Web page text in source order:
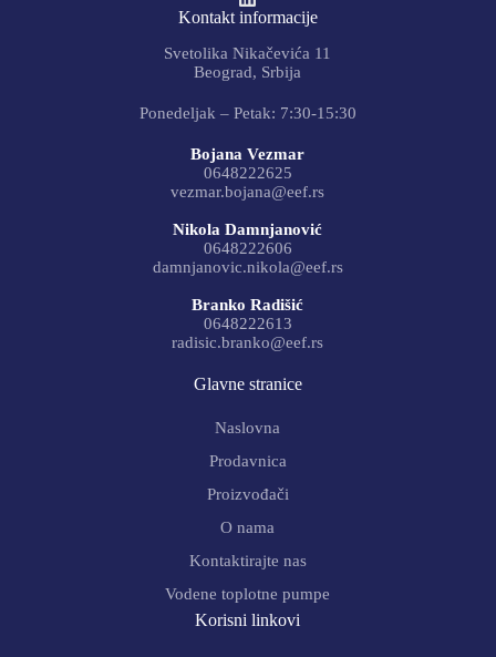
Kontakt informacije
Svetolika Nikačevića 11
Beograd, Srbija
Ponedeljak – Petak: 7:30-15:30
Bojana Vezmar
0648222625
vezmar.bojana@eef.rs
Nikola Damnjanović
0648222606
damnjanovic.nikola@eef.rs
Branko Radišić
0648222613
radisic.branko@eef.rs
Glavne stranice
Naslovna
Prodavnica
Proizvođači
O nama
Kontaktirajte nas
Vodene toplotne pumpe
Korisni linkovi